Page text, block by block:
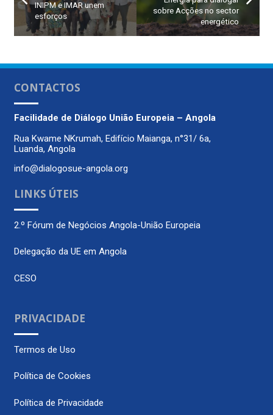
INIPM e IMAR unem
esforços
sobre Acções no sector
energético
CONTACTOS
Facilidade de Diálogo União Europeia – Angola
Rua Kwame NKrumah, Edifício Maianga, n°31/ 6a,
Luanda, Angola
info@dialogosue-angola.org
LINKS ÚTEIS
2.º Fórum de Negócios Angola-União Europeia
Delegação da UE em Angola
CESO
PRIVACIDADE
Termos de Uso
Política de Cookies
Política de Privacidade